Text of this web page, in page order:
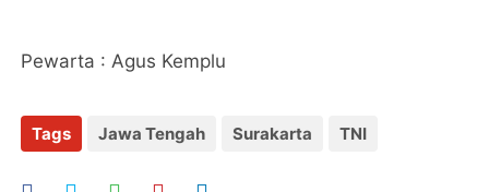
Pewarta : Agus Kemplu
Tags Jawa Tengah Surakarta TNI